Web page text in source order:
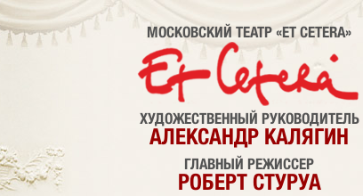
МОСКОВСКИЙ ТЕАТР «ET CETERA»
ХУДОЖЕСТВЕННЫЙ РУКОВОДИТЕЛЬ
АЛЕКСАНДР КАЛЯГИН
ГЛАВНЫЙ РЕЖИССЕР
РОБЕРТ СТУРУА